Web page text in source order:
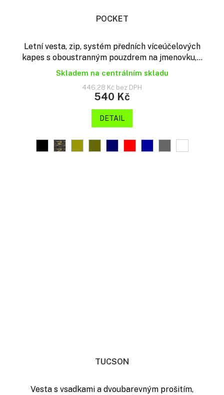
POCKET
Letní vesta, zip, systém předních víceúčelových
kapes s oboustranným pouzdrem na jmenovku,...
Skladem na centrálním skladu
446,28 Kč bez DPH
540 Kč
DETAIL
TUCSON
Vesta s vsadkami a dvoubarevným prošitím,